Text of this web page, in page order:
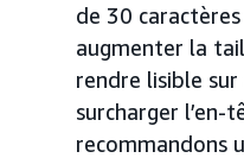
de 30
augmenter la
rendre lisible
surcharger l’en-
recommandons